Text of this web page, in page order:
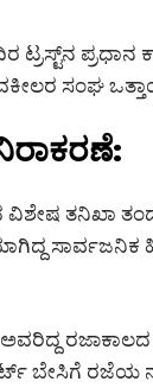
ವಕೀಲರ ಸಂಘ
ತನಿಖಾ
ಸಾರ್ವಜನಿಕ
ರಜಾಕಾಲದ
ಬೇಸಿಗೆ ರಜೆಯ